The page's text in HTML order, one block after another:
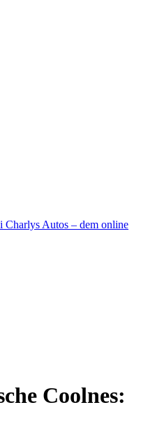
informativ. interaktiv
Autos – dem online
Coolnes: